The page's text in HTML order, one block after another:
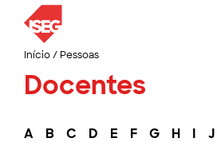
Início/ Pessoas
Docentes
A B C D E F G H I J